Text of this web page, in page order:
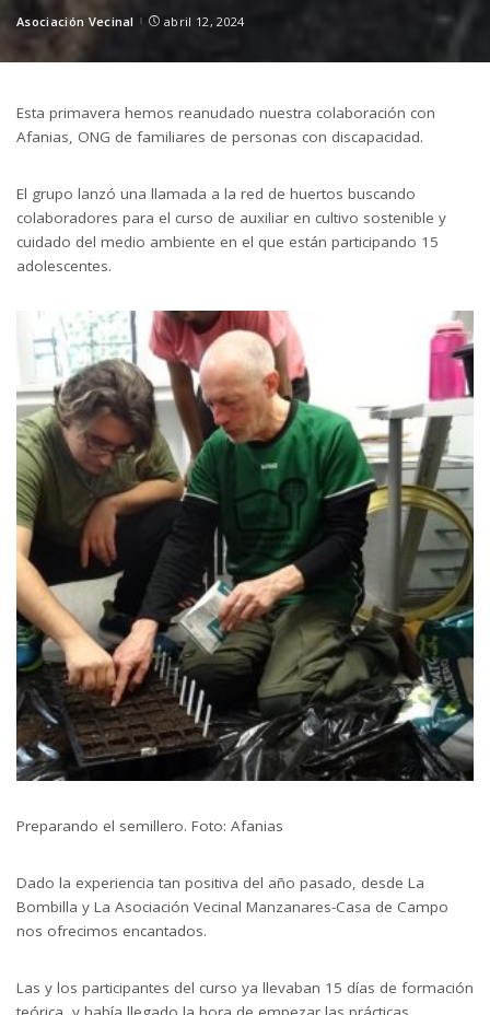
Posted
Asociación Vecinal abril 12, 2024
Esta primavera hemos reanudado nuestra colaboración con
Afanias, ONG de familiares de personas con discapacidad.
El grupo lanzó una llamada a la red de huertos buscando
colaboradores para el curso de auxiliar en cultivo sostenible y
cuidado del medio ambiente en el que están participando 15
adolescentes.
Preparando el semillero. Foto: Afanias
Dado la experiencia tan positiva del año pasado, desde La
Bombilla y La Asociación Vecinal Manzanares-Casa de Campo
nos ofrecimos encantados.
Las y los participantes del curso ya llevaban 15 días de formación